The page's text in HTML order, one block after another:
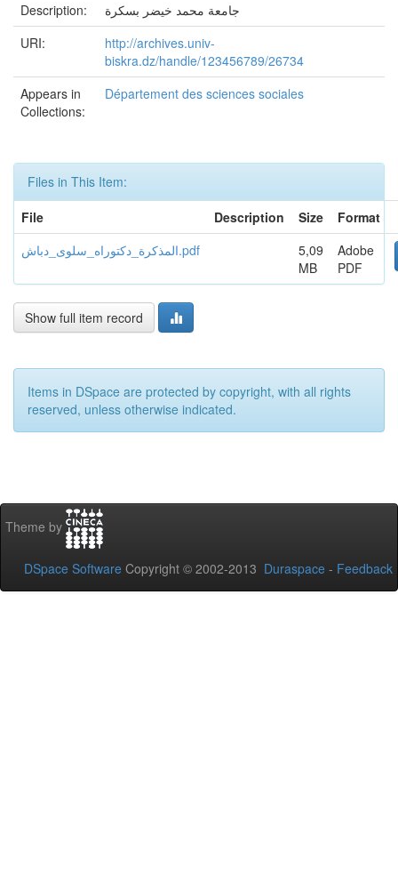
Description:
جامعة محمد خيضر بسكرة
URI:
http://archives.univ-
biskra.dz/handle/123456789/26734
Appears in
Collections:
Département des sciences sociales
Files in This Item:
File
Description Size
Format
المذكرة_دكتوراه_سلوى_دباش.pdf
5,09
MB
Adobe
PDF
Show full item record
Items in DSpace are protected by copyright, with all rights
reserved, unless otherwise indicated.
Theme by
DSpace Software Copyright © 2002-2013 Duraspace - Feedback